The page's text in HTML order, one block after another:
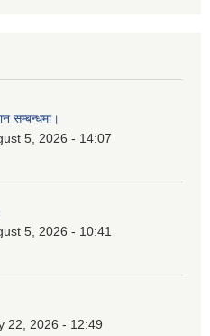
सम्बन्धमा।
5, 2026 - 14:07
5, 2026 - 10:41
22, 2026 - 12:49